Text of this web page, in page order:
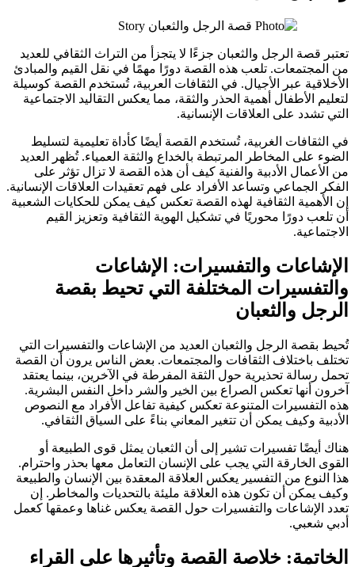
تعتبر قصة الرجل والثعبان جزءًا لا يتجزأ من التراث الثقافي للعديد
من المجتمعات. تلعب هذه القصة دورًا مهمًا في نقل القيم والمبادئ
الأخلاقية عبر الأجيال. في الثقافات العربية، تُستخدم القصة كوسيلة
لتعليم الأطفال أهمية الحذر والثقة، مما يعكس التقاليد الاجتماعية
التي تشدد على العلاقات الإنسانية.
في الثقافات الغربية، تُستخدم القصة أيضًا كأداة تعليمية لتسليط
الضوء على المخاطر المرتبطة بالخداع والثقة العمياء. تُظهر العديد
من الأعمال الأدبية والفنية كيف أن هذه القصة لا تزال تؤثر على
الفكر الجماعي وتساعد الأفراد على فهم تعقيدات العلاقات الإنسانية.
إن الأهمية الثقافية لهذه القصة تعكس كيف يمكن للحكايات الشعبية
أن تلعب دورًا محوريًا في تشكيل الهوية الثقافية وتعزيز القيم
الاجتماعية.
الإشاعات والتفسيرات: الإشاعات
والتفسيرات المختلفة التي تحيط بقصة
الرجل والثعبان
تُحيط بقصة الرجل والثعبان العديد من الإشاعات والتفسيرات التي
تختلف باختلاف الثقافات والمجتمعات. بعض الناس يرون أن القصة
تحمل رسالة تحذيرية حول الثقة المفرطة في الآخرين، بينما يعتقد
آخرون أنها تعكس الصراع بين الخير والشر داخل النفس البشرية.
هذه التفسيرات المتنوعة تعكس كيفية تفاعل الأفراد مع النصوص
الأدبية وكيف يمكن أن تتغير المعاني بناءً على السياق الثقافي.
هناك أيضًا تفسيرات تشير إلى أن الثعبان يمثل قوى الطبيعة أو
القوى الخارقة التي يجب على الإنسان التعامل معها بحذر واحترام.
هذا النوع من التفسير يعكس العلاقة المعقدة بين الإنسان والطبيعة
وكيف يمكن أن تكون هذه العلاقة مليئة بالتحديات والمخاطر. إن
تعدد الإشاعات والتفسيرات حول القصة يعكس غناها وعمقها كعمل
أدبي شعبي.
الخاتمة: خلاصة القصة وتأثيرها على القراء